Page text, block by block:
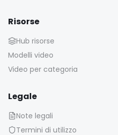
Risorse
Hub risorse
Modelli video
Video per categoria
Legale
Note legali
Termini di utilizzo